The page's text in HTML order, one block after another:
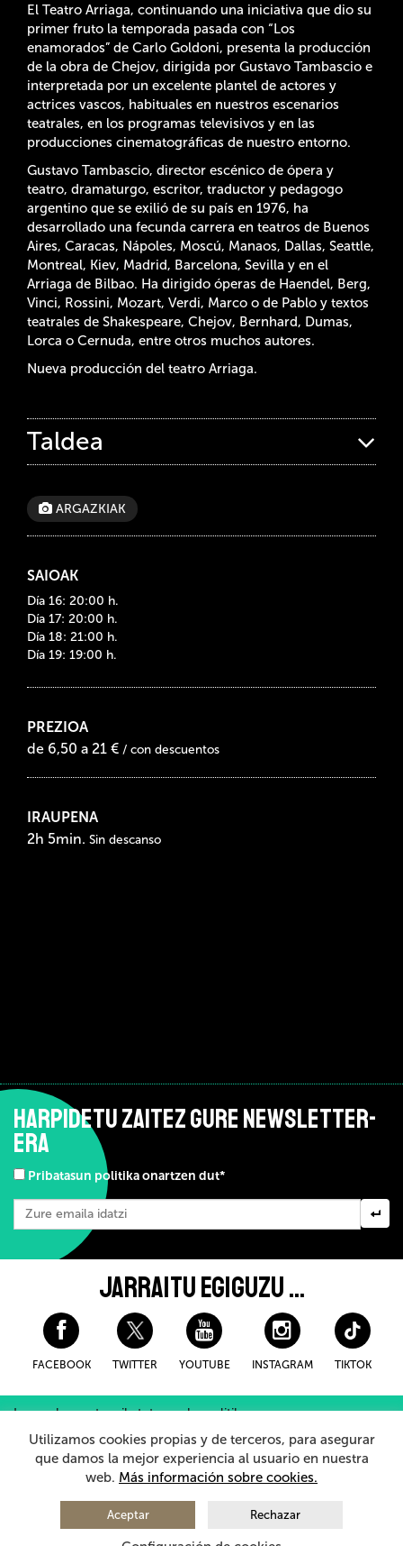
El Teatro Arriaga, continuando una iniciativa que dio su
primer fruto la temporada pasada con “Los
enamorados” de Carlo Goldoni, presenta la producción
de la obra de Chejov, dirigida por Gustavo Tambascio e
interpretada por un excelente plantel de actores y
actrices vascos, habituales en nuestros escenarios
teatrales, en los programas televisivos y en las
producciones cinematográficas de nuestro entorno.
Gustavo Tambascio, director escénico de ópera y
teatro, dramaturgo, escritor, traductor y pedagogo
argentino que se exilió de su país en 1976, ha
desarrollado una fecunda carrera en teatros de Buenos
Aires, Caracas, Nápoles, Moscú, Manaos, Dallas, Seattle,
Montreal, Kiev, Madrid, Barcelona, Sevilla y en el
Arriaga de Bilbao. Ha dirigido óperas de Haendel, Berg,
Vinci, Rossini, Mozart, Verdi, Marco o de Pablo y textos
teatrales de Shakespeare, Chejov, Bernhard, Dumas,
Lorca o Cernuda, entre otros muchos autores.
Nueva producción del teatro Arriaga.
Taldea
ARGAZKIAK
SAIOAK
Día 16: 20:00 h.
Día 17: 20:00 h.
Día 18: 21:00 h.
Día 19: 19:00 h.
PREZIOA
de 6,50 a 21 € / con descuentos
IRAUPENA
2h 5min. Sin descanso
HARPIDETU ZAITEZ GURE NEWSLETTER-
ERA
Pribatasun politika onartzen dut*
JARRAITU EGIGUZU ...
FACEBOOK TWITTER YOUTUBE INSTAGRAM TIKTOK
Lege-oharra eta pribatutasuneko politika
Erosteko Baldintza Orokorroak
Cookieei buruzko politika
Barneko Informazio Sistema
© 2026 - Teatro Arriaga AntzokiaEskubide guztiak erreserbatuta
Utilizamos cookies propias y de terceros, para asegurar
que damos la mejor experiencia al usuario en nuestra
web. Más información sobre cookies.
Aceptar Rechazar